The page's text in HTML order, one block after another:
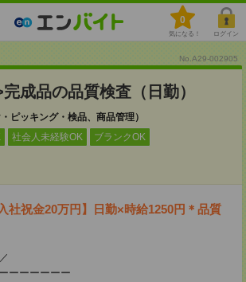
0
気になる！ ログイン
No.A29-002905
成品の品質検査（日勤）
ピッキング・検品、商品管理）
社会人未経験OK ブランクOK
社祝金20万円】日勤×時給1250円＊品質
ーーーーーー